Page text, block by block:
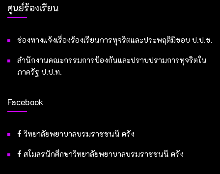
ศูนย์ร้องเรียน
ช่องทางแจ้งเรื่องร้องเรียนการทุจริตและประพฤติมิชอบ ป.ป.ช.
สำนักงานคณะกรรมการป้องกันและปราบปรามการทุจริตใน
ภาครัฐ ป.ป.ท.
Facebook
วิทยาลัยพยาบาลบรมราชชนนี ตรัง
สโมสรนักศึกษาวิทยาลัยพยาบาลบรมราชชนนี ตรัง